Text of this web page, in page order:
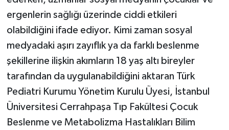
ergenlerin sağlığı üzerinde ciddi etkileri
olabildiğini ifade ediyor. Kimi zaman sosyal
medyadaki aşırı zayıflık ya da farklı beslenme
şekillerine ilişkin akımların 18 yaş altı bireyler
tarafından da uygulanabildiğini aktaran Türk
Pediatri Kurumu Yönetim Kurulu Üyesi, İstanbul
Üniversitesi Cerrahpaşa Tıp Fakültesi Çocuk
Beslenme ve Metabolizma Hastalıkları Bilim